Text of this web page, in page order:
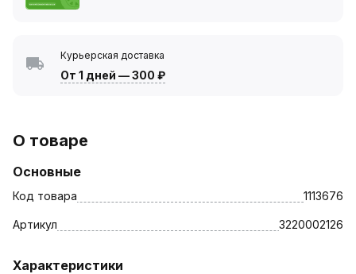
Курьерская доставка
От 1 дней —300 ₽
О товаре
Основные
Код товара 1113676
Артикул 3220002126
Характеристики